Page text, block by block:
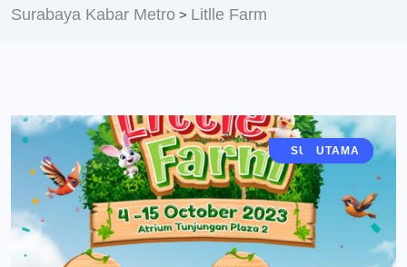
Surabaya Kabar Metro > Litlle Farm
BERITA
JAWA TIMUR
SURABAYA
UTAMA